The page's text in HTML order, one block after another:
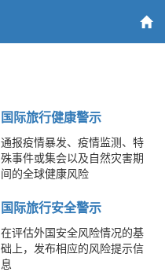
国际旅行健康警示
通报疫情暴发、疫情监测、特
殊事件或集会以及自然灾害期
间的全球健康风险
国际旅行安全警示
在评估外国安全风险情况的基
础上，发布相应的风险提示信
息